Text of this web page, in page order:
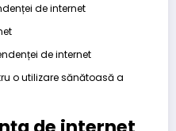
de internet
de internet
o utilizare sănătoasă a